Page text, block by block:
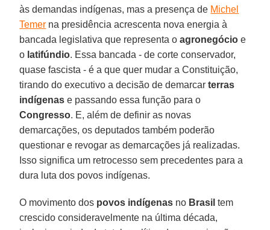
às demandas indígenas, mas a presença de Michel
Temer na presidência acrescenta nova energia à
bancada legislativa que representa oagronegócio e
o latifúndio. Essa bancada - de corte conservador,
quase fascista - é a que quer mudar a Constituição,
tirando do executivo a decisão de demarcar terras
indígenas e passando essa função para o
Congresso. E, além de definir as novas
demarcações, os deputados também poderão
questionar e revogar as demarcações já realizadas.
Isso significa um retrocesso sem precedentes para a
dura luta dos povos indígenas.
O movimento dos povos indígenas no Brasil tem
crescido consideravelmente na última década,